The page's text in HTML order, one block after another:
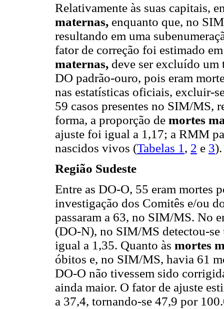
Relativamente às suas capitais,
maternas, enquanto que, no
resultando em uma
fator de correção foi estimado
maternas, deve ser excluído um
DO padrão-ouro, pois eram
nas estatísticas oficiais, excluir-
59 casos presentes no SIM/MS,
forma, a proporção de mortes
ajuste foi igual a 1,17; a RMM
nascidos vivos (Tabelas 1 , 2 e 3).
Região Sudeste
Entre as DO-O, 55 eram mortes
investigação dos Comitês e/ou
passaram a 63, no SIM/MS. No
(DO-N), no SIM/MS detectou-
igual a 1,35. Quanto às mortes
óbitos e, no SIM/MS, havia 61
DO-O não tivessem sido
ainda maior. O fator de ajuste
a 37,4, tornando-se 47,9 por